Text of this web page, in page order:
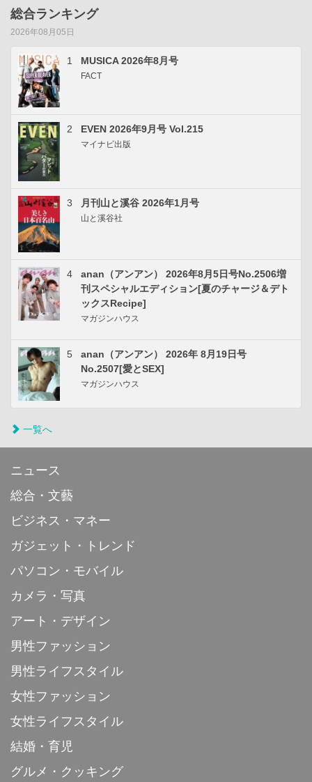
総合ランキング
2026年08月05日
1 MUSICA 2026年8月号
FACT
2 EVEN 2026年9月号 Vol.215
マイナビ出版
3 月刊山と溪谷 2026年1月号
山と溪谷社
4
anan（アンアン） 2026年8月5日号No.2506増
刊スペシャルエディション[夏のチャージ＆デト
ックスRecipe]
マガジンハウス
5
anan（アンアン） 2026年 8月19日号
No.2507[愛とSEX]
マガジンハウス
一覧へ
ニュース
総合・文藝
ビジネス・マネー
ガジェット・トレンド
パソコン・モバイル
カメラ・写真
アート・デザイン
男性ファッション
男性ライフスタイル
女性ファッション
女性ライフスタイル
結婚・育児
グルメ・クッキング